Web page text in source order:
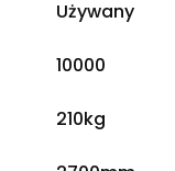
Używany
10000
210kg